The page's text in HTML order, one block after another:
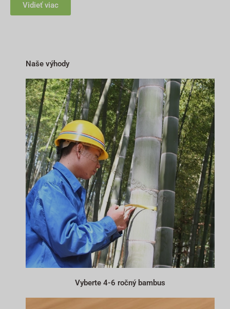
Vidieť viac
Naše výhody
Vyberte 4-6 ročný bambus